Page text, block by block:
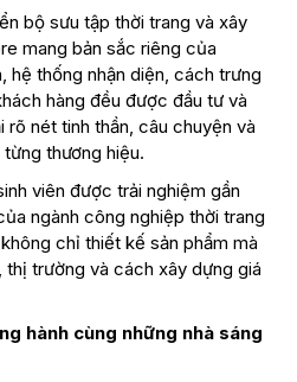
bộ sưu tập thời trang và xây
mang bản sắc riêng của
hệ thống nhận diện, cách trưng
hàng đều được đầu tư và
rõ nét tinh thần, câu chuyện và
thương hiệu.
viên được trải nghiệm gần
ngành công nghiệp thời trang
chỉ thiết kế sản phẩm mà
thị trường và cách xây dựng giá
hành cùng những nhà sáng